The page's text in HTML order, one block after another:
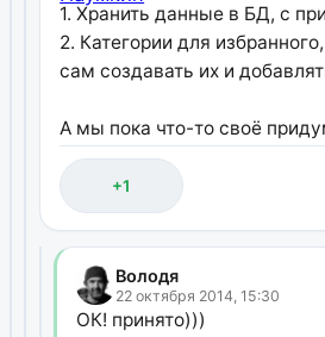
1. Хранить данные в БД, с
2. Категории для
сам создавать их и
А мы пока что-то своё
+1
Володя
22 октября 2014, 15:30
ОК! принято)))